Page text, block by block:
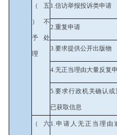
（五
）不
予处
理
1.信访举报投诉类申请
2.重复申请
3.要求提供公开出版物
4.无正当理由大量反复
5.要求行政机关确认
已获取信息
（六1.申请人无正当理由